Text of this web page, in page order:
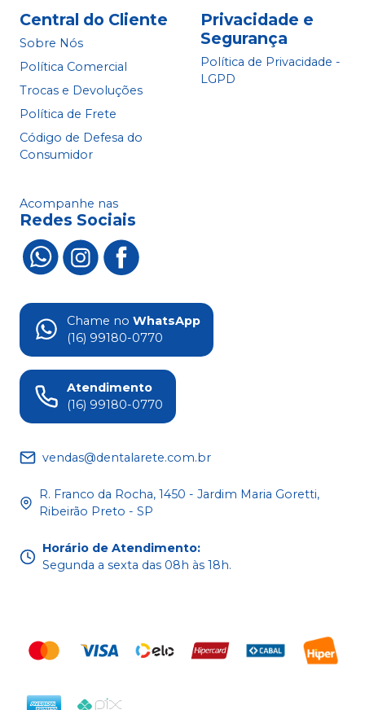
Central do Cliente
Sobre Nós
Política Comercial
Trocas e Devoluções
Política de Frete
Código de Defesa do
Consumidor
Privacidade e
Segurança
Política de Privacidade -
LGPD
Acompanhe nas
Redes Sociais
Chame no WhatsApp
(16) 99180-0770
Atendimento
(16) 99180-0770
vendas@dentalarete.com.br
R. Franco da Rocha, 1450 - Jardim Maria Goretti,
Ribeirão Preto - SP
Horário de Atendimento:
Segunda a sexta das 08h às 18h.